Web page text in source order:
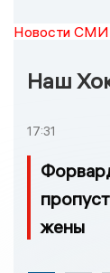
Новости
Наш
17:31
жены